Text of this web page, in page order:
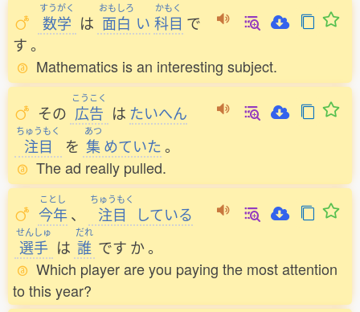
すうがく
数学 は
おもしろ
面白 い
かもく
科目 で
す。
Mathematics is an interesting subject.
その
こうこく
広告 は たいへん
ちゅうもく
注目 を
あつ
集 めていた。
The ad really pulled.
ことし
今年 、
ちゅうもく
注目 している
せんしゅ
選手 は
だれ
誰 です か。
Which player are you paying the most attention
to this year?